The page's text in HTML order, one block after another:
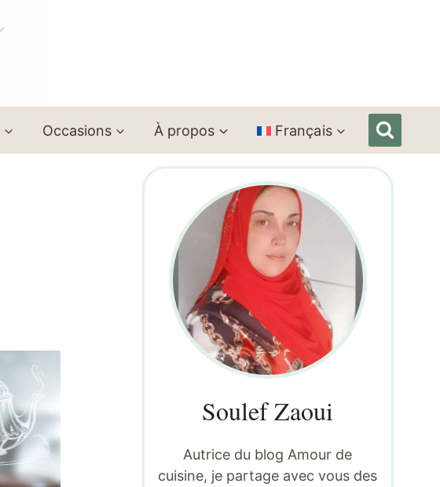
Occasions À propos Français
Soulef Zaoui
Autrice du blog Amour de
cuisine, je partage avec vous des